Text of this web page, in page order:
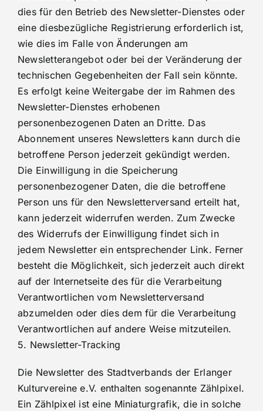
dies für den Betrieb des Newsletter-Dienstes oder
eine diesbezügliche Registrierung erforderlich ist,
wie dies im Falle von Änderungen am
Newsletterangebot oder bei der Veränderung der
technischen Gegebenheiten der Fall sein könnte.
Es erfolgt keine Weitergabe der im Rahmen des
Newsletter-Dienstes erhobenen
personenbezogenen Daten an Dritte. Das
Abonnement unseres Newsletters kann durch die
betroffene Person jederzeit gekündigt werden.
Die Einwilligung in die Speicherung
personenbezogener Daten, die die betroffene
Person uns für den Newsletterversand erteilt hat,
kann jederzeit widerrufen werden. Zum Zwecke
des Widerrufs der Einwilligung findet sich in
jedem Newsletter ein entsprechender Link. Ferner
besteht die Möglichkeit, sich jederzeit auch direkt
auf der Internetseite des für die Verarbeitung
Verantwortlichen vom Newsletterversand
abzumelden oder dies dem für die Verarbeitung
Verantwortlichen auf andere Weise mitzuteilen.
5. Newsletter-Tracking
Die Newsletter des Stadtverbands der Erlanger
Kulturvereine e.V. enthalten sogenannte Zählpixel.
Ein Zählpixel ist eine Miniaturgrafik, die in solche